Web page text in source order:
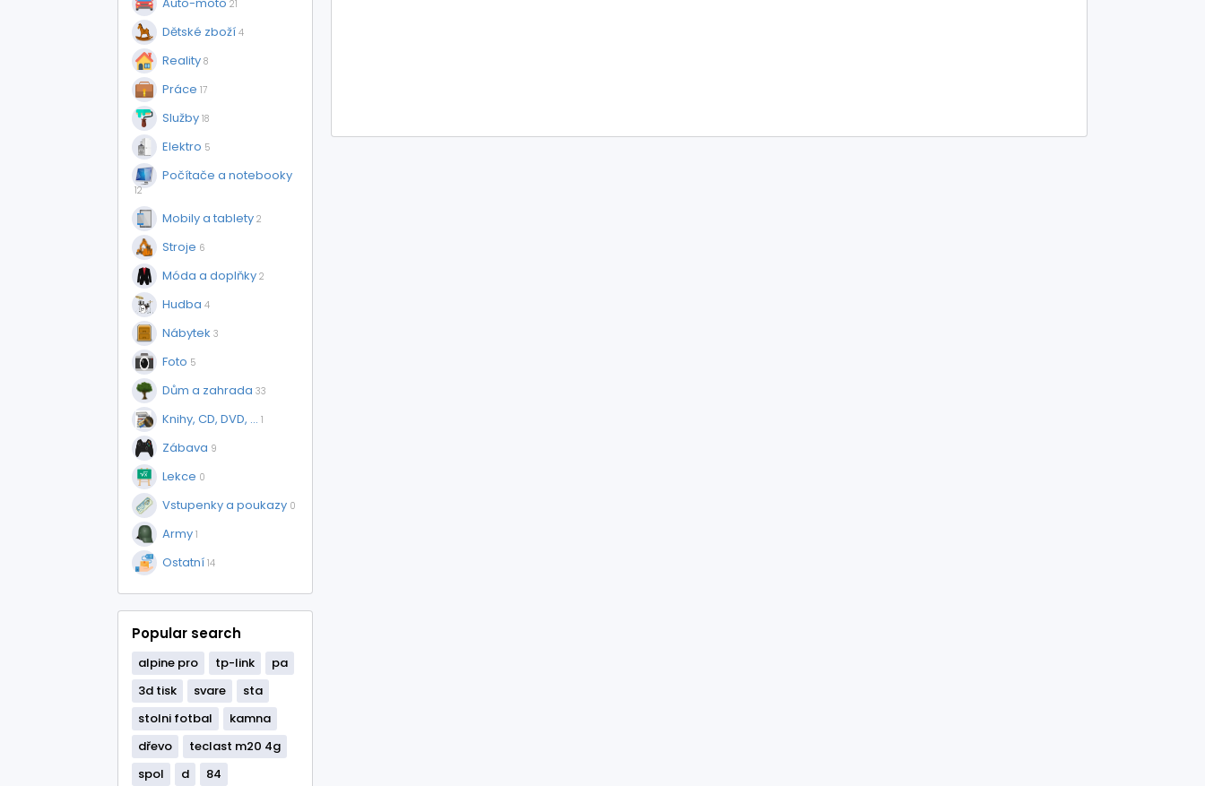
21
Dětské zboží 4
Reality 8
Práce 17
Služby 18
Elektro 5
Počítače a notebooky
12
Mobily a tablety 2
Stroje 6
Móda a doplňky 2
Hudba 4
Nábytek 3
Foto 5
Dům a zahrada 33
Knihy, CD, DVD, ... 1
Zábava 9
Lekce 0
Vstupenky a poukazy 0
Army 1
Ostatní 14
Popular search
alpine pro tp-link
pa
3d tisk
svare
sta
stolni fotbal
kamna
dřevo
teclast m20 4g
spol
d 84